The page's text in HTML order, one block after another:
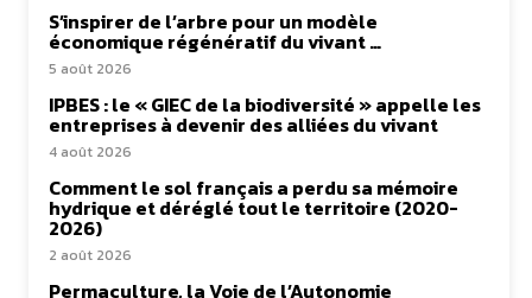
S’inspirer de l’arbre pour un modèle
économique régénératif du vivant …
5 août 2026
IPBES : le « GIEC de la biodiversité » appelle les
entreprises à devenir des alliées du vivant
4 août 2026
Comment le sol français a perdu sa mémoire
hydrique et déréglé tout le territoire (2020-
2026)
2 août 2026
Permaculture, la Voie de l’Autonomie